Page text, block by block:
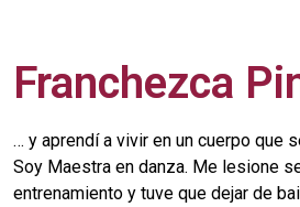
Franchezca
… y aprendí a vivir en un cuerpo que
Soy Maestra en danza. Me lesione
entrenamiento y tuve que dejar de